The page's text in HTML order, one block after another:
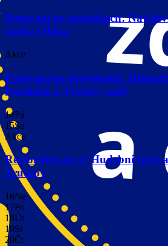
Putování po projektech:
stezka Olšina
Akce
Putování po projektech:
Pardubic a Tyršovy sady
14Pá
15So
Akce
Regionální akce: Hudební
Trutnov
16Ne
17Po
18Út
19St
20Čt